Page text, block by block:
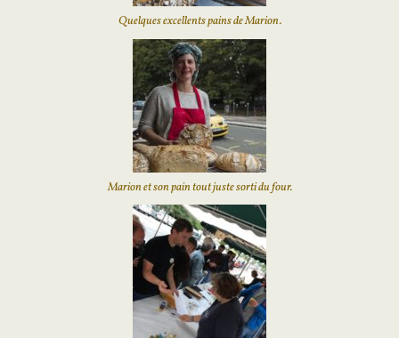
Quelques excellents pains de Marion.
Marion et son pain tout juste sorti du four.